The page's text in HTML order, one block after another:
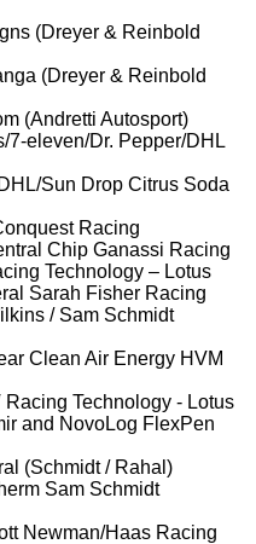
(Dreyer & Reinbold
(Dreyer & Reinbold
(Andretti Autosport)
7-eleven/Dr. Pepper/DHL
Sun Drop Citrus Soda
Racing
Chip Ganassi Racing
Technology – Lotus
Sarah Fisher Racing
/ Sam Schmidt
Clean Air Energy HVM
Technology - Lotus
and NovoLog FlexPen
(Schmidt / Rahal)
Sam Schmidt
Newman/Haas Racing